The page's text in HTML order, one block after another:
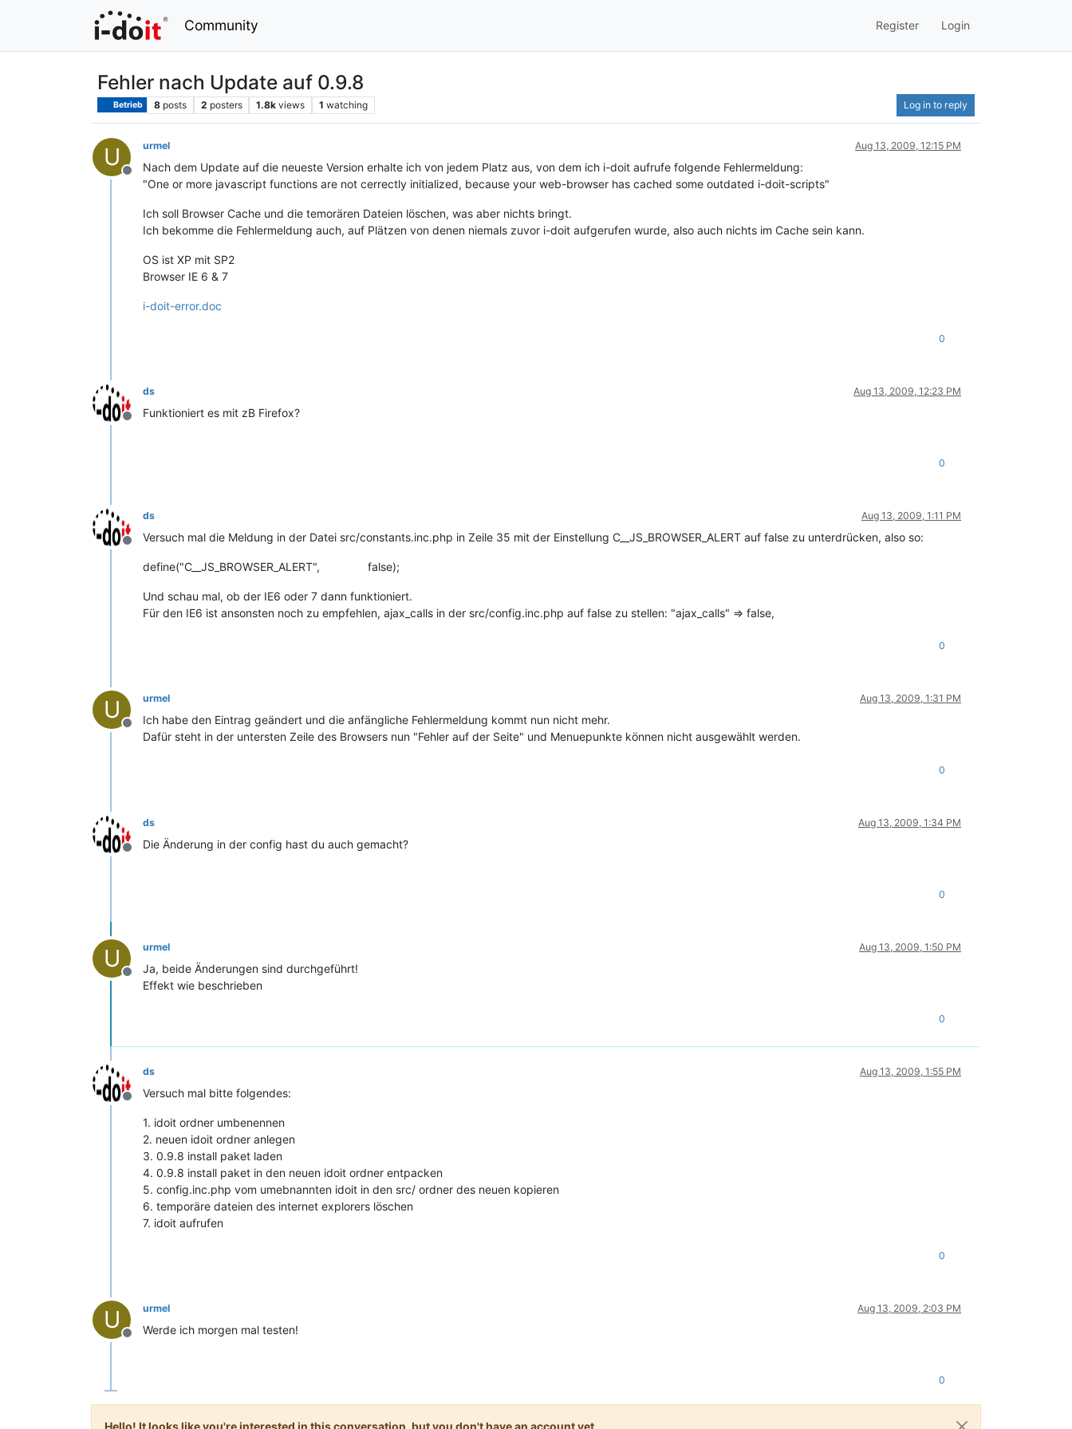
Community Register Login
Fehler nach Update auf 0.9.8
Betrieb 8 posts 2 posters 1.8k views 1 watching Log in to reply
U
Offline
urmel Aug 13, 2009, 12:15 PM
Nach dem Update auf die neueste Version erhalte ich von jedem Platz aus, von dem ich i-doit aufrufe folgende Fehlermeldung:
"One or more javascript functions are not cerrectly initialized, because your web-browser has cached some outdated i-doit-scripts"
Ich soll Browser Cache und die temorären Dateien löschen, was aber nichts bringt.
Ich bekomme die Fehlermeldung auch, auf Plätzen von denen niemals zuvor i-doit aufgerufen wurde, also auch nichts im Cache sein kann.
OS ist XP mit SP2
Browser IE 6 & 7
i-doit-error.doc
0
Offline
ds Aug 13, 2009, 12:23 PM
Funktioniert es mit zB Firefox?
0
Offline
ds Aug 13, 2009, 1:11 PM
Versuch mal die Meldung in der Datei src/constants.inc.php in Zeile 35 mit der Einstellung C__JS_BROWSER_ALERT auf false zu unterdrücken, also so:
define("C__JS_BROWSER_ALERT", false);
Und schau mal, ob der IE6 oder 7 dann funktioniert.
Für den IE6 ist ansonsten noch zu empfehlen, ajax_calls in der src/config.inc.php auf false zu stellen: "ajax_calls" => false,
0
U
Offline
urmel Aug 13, 2009, 1:31 PM
Ich habe den Eintrag geändert und die anfängliche Fehlermeldung kommt nun nicht mehr.
Dafür steht in der untersten Zeile des Browsers nun "Fehler auf der Seite" und Menuepunkte können nicht ausgewählt werden.
0
Offline
ds Aug 13, 2009, 1:34 PM
Die Änderung in der config hast du auch gemacht?
0
U
Offline
urmel Aug 13, 2009, 1:50 PM
Ja, beide Änderungen sind durchgeführt!
Effekt wie beschrieben
0
Offline
ds Aug 13, 2009, 1:55 PM
Versuch mal bitte folgendes:
1. idoit ordner umbenennen
2. neuen idoit ordner anlegen
3. 0.9.8 install paket laden
4. 0.9.8 install paket in den neuen idoit ordner entpacken
5. config.inc.php vom umebnannten idoit in den src/ ordner des neuen kopieren
6. temporäre dateien des internet explorers löschen
7. idoit aufrufen
0
U
Offline
urmel Aug 13, 2009, 2:03 PM
Werde ich morgen mal testen!
0
Hello! It looks like you're interested in this conversation, but you don't have an account yet.